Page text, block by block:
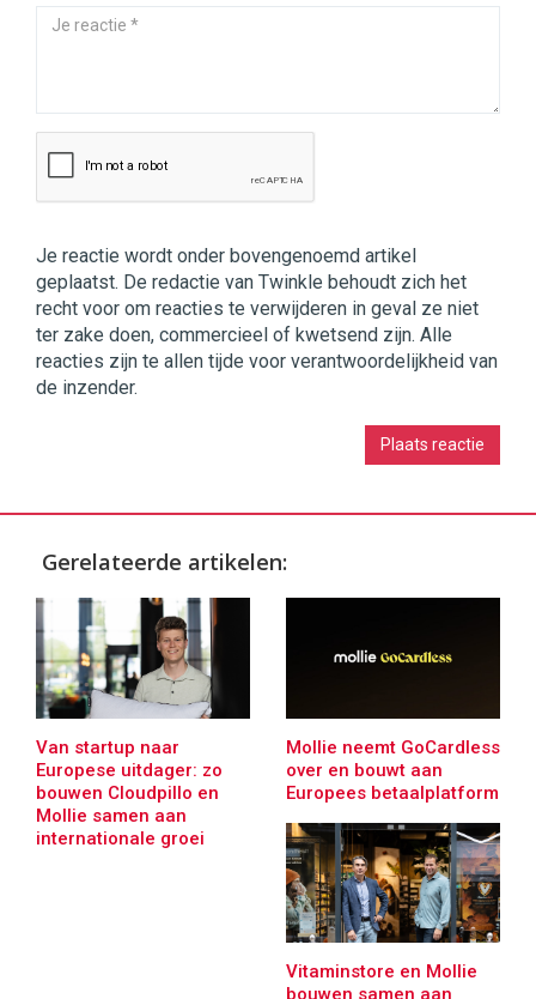
Je reactie wordt onder bovengenoemd artikel
geplaatst. De redactie van Twinkle behoudt zich het
recht voor om reacties te verwijderen in geval ze niet
ter zake doen, commercieel of kwetsend zijn. Alle
reacties zijn te allen tijde voor verantwoordelijkheid van
de inzender.
Gerelateerde artikelen:
Van startup naar
Europese uitdager: zo
bouwen Cloudpillo en
Mollie samen aan
internationale groei
Mollie neemt GoCardless
over en bouwt aan
Europees betaalplatform
Vitaminstore en Mollie